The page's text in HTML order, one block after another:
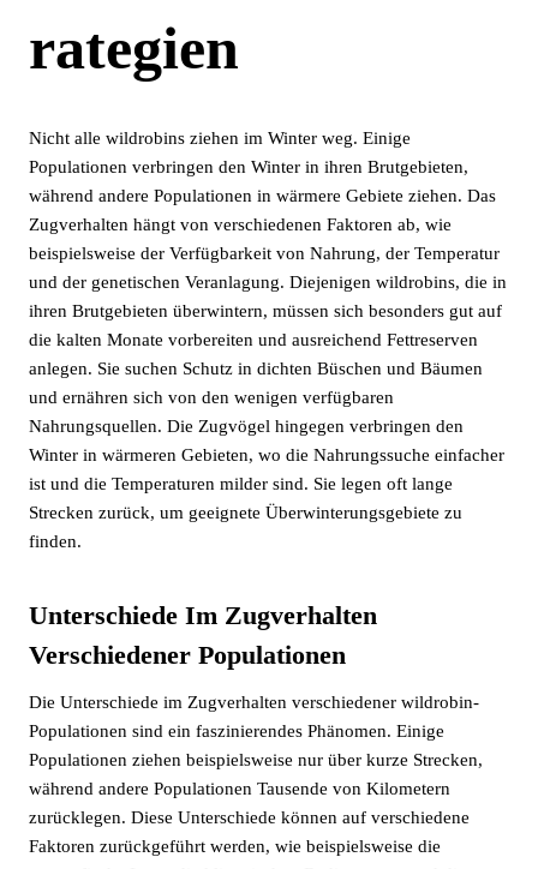
Rategien
Nicht alle wildrobins ziehen im Winter weg. Einige
Populationen verbringen den Winter in ihren Brutgebieten,
während andere Populationen in wärmere Gebiete ziehen. Das
Zugverhalten hängt von verschiedenen Faktoren ab, wie
beispielsweise der Verfügbarkeit von Nahrung, der Temperatur
und der genetischen Veranlagung. Diejenigen wildrobins, die in
ihren Brutgebieten überwintern, müssen sich besonders gut auf
die kalten Monate vorbereiten und ausreichend Fettreserven
anlegen. Sie suchen Schutz in dichten Büschen und Bäumen
und ernähren sich von den wenigen verfügbaren
Nahrungsquellen. Die Zugvögel hingegen verbringen den
Winter in wärmeren Gebieten, wo die Nahrungssuche einfacher
ist und die Temperaturen milder sind. Sie legen oft lange
Strecken zurück, um geeignete Überwinterungsgebiete zu
finden.
Unterschiede Im Zugverhalten
Verschiedener Populationen
Die Unterschiede im Zugverhalten verschiedener wildrobin-
Populationen sind ein faszinierendes Phänomen. Einige
Populationen ziehen beispielsweise nur über kurze Strecken,
während andere Populationen Tausende von Kilometern
zurücklegen. Diese Unterschiede können auf verschiedene
Faktoren zurückgeführt werden, wie beispielsweise die